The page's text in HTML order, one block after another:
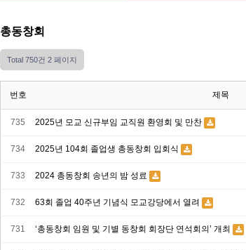
총동창회
Total 750건 2 페이지
번호 제목
735 2025년 모교 신규부임 교직원 환영회 및 만찬
734 2025년 104회 졸업생 총동창회 입회식
733 2024 총동창회 송년의 밤 성료
732 63회 졸업 40주년 기념식 모교강당에서 열려
731 ‘총동창회 임원 및 기별 동창회 회장단 연석회의’ 개최